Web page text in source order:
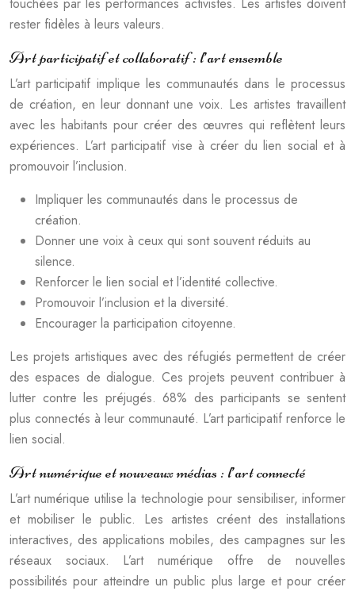
rester fidèles à leurs valeurs.
Art participatif et collaboratif : l’art ensemble
L’art participatif implique les communautés dans le processus
de création, en leur donnant une voix. Les artistes travaillent
avec les habitants pour créer des œuvres qui reflètent leurs
expériences. L’art participatif vise à créer du lien social et à
promouvoir l’inclusion.
Impliquer les communautés dans le processus de
création.
Donner une voix à ceux qui sont souvent réduits au
silence.
Renforcer le lien social et l’identité collective.
Promouvoir l’inclusion et la diversité.
Encourager la participation citoyenne.
Les projets artistiques avec des réfugiés permettent de créer
des espaces de dialogue. Ces projets peuvent contribuer à
lutter contre les préjugés. 68% des participants se sentent
plus connectés à leur communauté. L’art participatif renforce le
lien social.
Art numérique et nouveaux médias : l’art connecté
L’art numérique utilise la technologie pour sensibiliser, informer
et mobiliser le public. Les artistes créent des installations
interactives, des applications mobiles, des campagnes sur les
réseaux sociaux. L’art numérique offre de nouvelles
possibilités pour atteindre un public plus large et pour créer